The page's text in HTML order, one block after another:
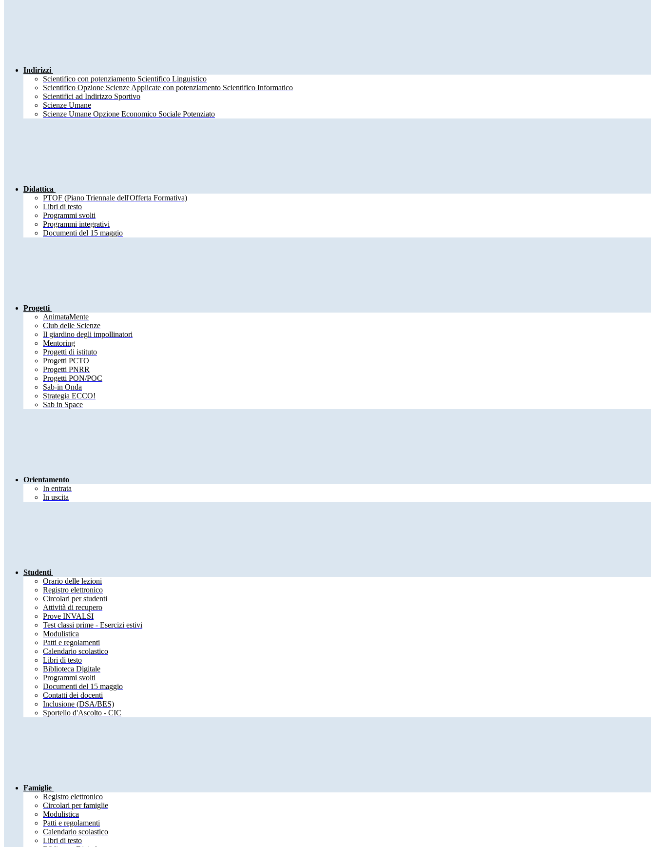
Indirizzi
Scientifico con potenziamento Scientifico Linguistico
Scientifico Opzione Scienze Applicate con potenziamento Scientifico Informatico
Scientifici ad Indirizzo Sportivo
Scienze Umane
Scienze Umane Opzione Economico Sociale Potenziato
Didattica
PTOF (Piano Triennale dell'Offerta Formativa)
Libri di testo
Programmi svolti
Programmi integrativi
Documenti del 15 maggio
Progetti
AnimataMente
Club delle Scienze
Il giardino degli impollinatori
Mentoring
Progetti di istituto
Progetti PCTO
Progetti PNRR
Progetti PON/POC
Sab-in Onda
Strategia ECCO!
Sab in Space
Orientamento
In entrata
In uscita
Studenti
Orario delle lezioni
Registro elettronico
Circolari per studenti
Attività di recupero
Prove INVALSI
Test classi prime - Esercizi estivi
Modulistica
Patti e regolamenti
Calendario scolastico
Libri di testo
Biblioteca Digitale
Programmi svolti
Documenti del 15 maggio
Contatti dei docenti
Inclusione (DSA/BES)
Sportello d'Ascolto - CIC
Famiglie
Registro elettronico
Circolari per famiglie
Modulistica
Patti e regolamenti
Calendario scolastico
Libri di testo